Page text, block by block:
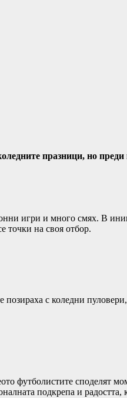
празници, но преди
игри и много смях. В
точки на своя отбор.
с коледни
футболистите споделят
подкрепа и